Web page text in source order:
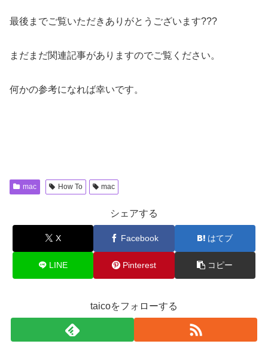
最後までご覧いただきありがとうございます???
まだまだ関連記事がありますのでご覧ください。
何かの参考になれば幸いです。
mac How To mac
シェアする
X Facebook はてブ
LINE Pinterest コピー
taicoをフォローする